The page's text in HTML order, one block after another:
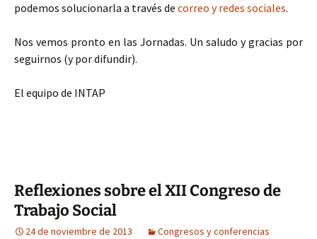
podemos solucionarla a través de correo y redes sociales.
Nos vemos pronto en las Jornadas. Un saludo y gracias por
seguirnos (y por difundir).
El equipo de INTAP
Reflexiones sobre el XII Congreso de
Trabajo Social
24 de noviembre de 2013
Congresos y conferencias